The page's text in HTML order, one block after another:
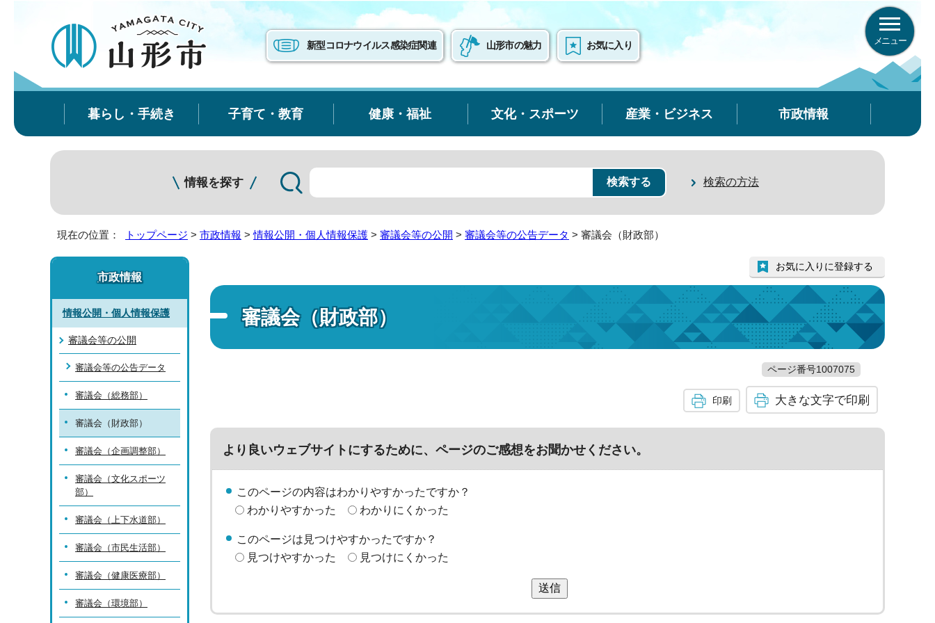
新型コロナウイルス感染症関連 山形市の魅力 お気に入り メニュー
暮らし・手続き 子育て・教育 健康・福祉 文化・スポーツ 産業・ビジネス 市政情報
情報を探す 検索の方法
現在の位置： トップページ > 市政情報 >情報公開・個人情報保護 > 審議会等の公開 > 審議会等の公告データ > 審議会（財政部）
審議会（財政部）
お気に入りに登録する
ページ番号1007075
印刷 大きな文字で印刷
より良いウェブサイトにするために、ページのご感想をお聞かせください。
このページの内容はわかりやすかったですか？
わかりやすかった
わかりにくかった
このページは見つけやすかったですか？
見つけやすかった
見つけにくかった
送信
市政情報
情報公開・個人情報保護
審議会等の公開
審議会等の公告データ
審議会（総務部）
審議会（財政部）
審議会（企画調整部）
審議会（文化スポーツ
部）
審議会（上下水道部）
審議会（市民生活部）
審議会（健康医療部）
審議会（環境部）